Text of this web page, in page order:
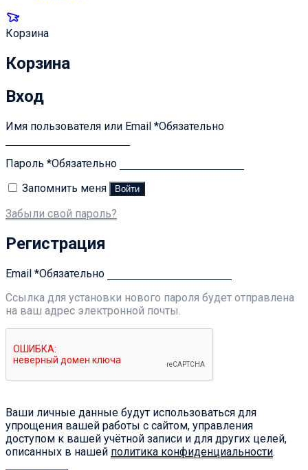
Корзина
Корзина
Вход
Имя пользователя или Email *Обязательно
Пароль *Обязательно
Запомнить меня
Войти
Забыли свой пароль?
Регистрация
Email *Обязательно
Ссылка для установки нового пароля будет отправлена ​​
на ваш адрес электронной почты.
Ваши личные данные будут использоваться для
упрощения вашей работы с сайтом, управления
доступом к вашей учётной записи и для других целей,
описанных в нашей политика конфиденциальности.